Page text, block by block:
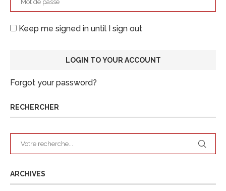
Keep me signed in until I sign out
Forgot your password?
RECHERCHER
ARCHIVES